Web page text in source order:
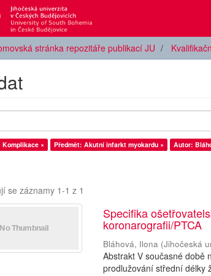
stránka repozitáře publikací JU
Komplikace × Předmět: Akutní infarkt myokardu × Autor:
se záznamy 1-1 z 1
Specifika
koronarografii/PTCA
Bláhová, Ilona (Jihočeská
Abstrakt V současné době
prodlužování střední délky